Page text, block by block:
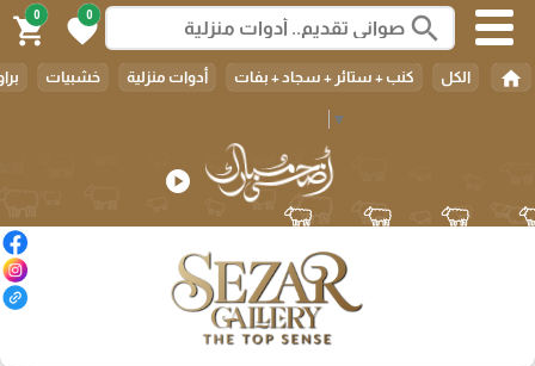
▼
search
0
favorite
0
shopping_cart
home الكل كنب + ستائر + سجاد + بفات أدوات منزلية خشبيات
play_circle